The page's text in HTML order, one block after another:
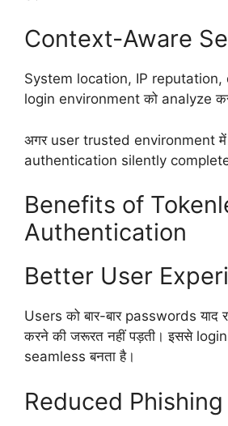
Context-Aware
System location, IP
login environment को analyze
अगर user trusted environment में
authentication silently complete
Benefits of
Authentication
Better User
Users को बार-बार passwords याद
करने की जरूरत नहीं पड़ती। इससे
seamless बनता है।
Reduced Phishing